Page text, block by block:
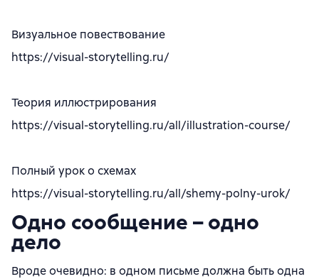
Визуальное повествование
https://visual-storytelling.ru/
Теория иллюстрирования
https://visual-storytelling.ru/all/illustration-course/
Полный урок о схемах
https://visual-storytelling.ru/all/shemy-polny-urok/
Одно сообщение – одно
дело
Вроде очевидно: в одном письме должна быть одна